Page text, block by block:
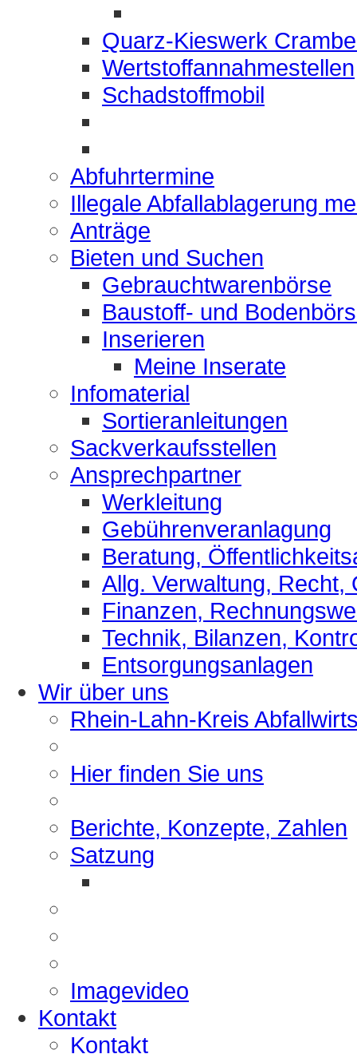
Quarz-Kieswerk
Wertstoffannahmestellen
Schadstoffmobil
Abfuhrtermine
Illegale Abfallablagerung
Anträge
Bieten und Suchen
Gebrauchtwarenbörse
Baustoff- und
Inserieren
Meine Inserate
Infomaterial
Sortieranleitungen
Sackverkaufsstellen
Ansprechpartner
Werkleitung
Gebührenveranlagung
Beratung,
Allg. Verwaltung, Recht,
Finanzen,
Technik, Bilanzen,
Entsorgungsanlagen
Wir über uns
Rhein-Lahn-Kreis
Hier finden Sie uns
Berichte, Konzepte, Zahlen
Satzung
Imagevideo
Kontakt
Kontakt